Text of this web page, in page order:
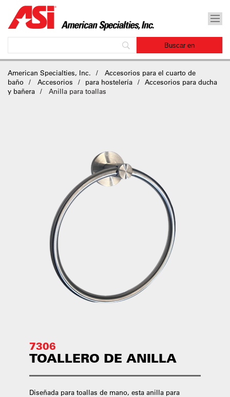
American Specialties, Inc.
Accesorios para el cuarto de
baño
Accesorios para hostelería
Accesorios para ducha
y bañera
Anilla para toallas
7306
TOALLERO DE ANILLA
Diseñada para toallas de mano, esta anilla para